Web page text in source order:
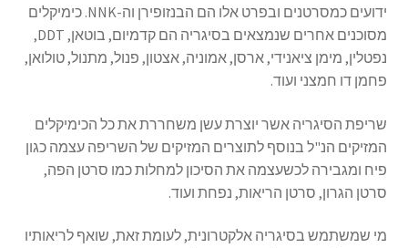
ידועים כמסרטנים ובפרט אלו הם הבנזופירן וה-NNK. כימיקלים
מסוכנים אחרים שנמצאים בסיגריה הם קדמיום, בוטאן, DDT,
נפטלין, מימן ציאנידי, ארסן, אמוניה, אצטון, פנול, מתנול, טולואן,
פחמן דו חמצני ועוד.
שריפת הסיגריה אשר יוצרת עשן משחררת את כל הכימיקלים
המזיקים הנ"ל בנוסף לתוצרים המזיקים של השריפה עצמה כגון
פיח ומגבירה לכשעצמה את הסיכון למחלות כמו סרטן הפה,
סרטן הגרון, סרטן הריאות, נפחת ועוד.
מי שמשתמש בסיגריה אלקטרונית, לעומת זאת, שואף לריאותיו